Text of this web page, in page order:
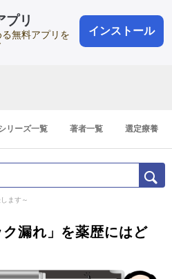
プリ
無料アプリを
インストール
会員登録
登録1分
リーズ一覧 著者一覧 選定療養
ます～
ク漏れ」を薬歴にはど